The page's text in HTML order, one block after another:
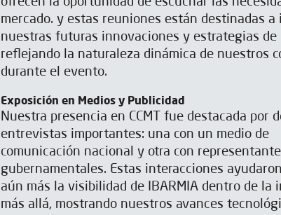
mercado. y estas reuniones están destinadas
nuestras futuras innovaciones y estrategias de
reflejando la naturaleza dinámica de nuestros
durante el evento.
Exposición en Medios y Publicidad
Nuestra presencia en CCMT fue destacada por
entrevistas importantes: una con un medio de
comunicación nacional y otra con
gubernamentales. Estas interacciones
aún más la visibilidad de IBARMIA dentro de la
más allá, mostrando nuestros avances